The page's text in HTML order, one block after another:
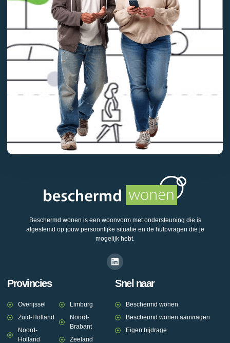
Beschermd wonen is een woonvorm met ondersteuning die is
afgestemd op jouw persoonlijke situatie en de hulpvragen die je
mogelijk hebt.
Provincies
Overijssel
Zuid-Holland
Noord-
Holland
Limburg
Noord-
Brabant
Zeeland
Snel naar
Beschermd wonen
Beschermd wonen aanvragen
Eigen bijdrage